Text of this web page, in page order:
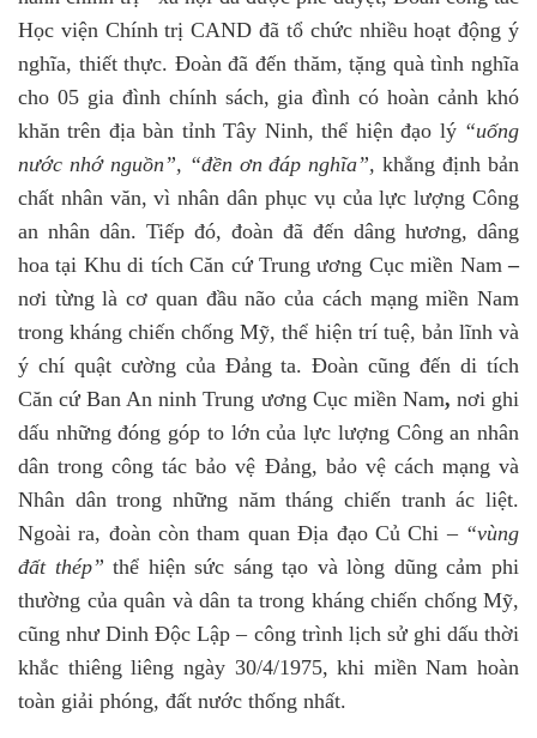
Học viện Chính trị CAND đã tổ chức nhiều hoạt động ý
nghĩa, thiết thực. Đoàn đã đến thăm, tặng quà tình nghĩa
cho 05 gia đình chính sách, gia đình có hoàn cảnh khó
khăn trên địa bàn tỉnh Tây Ninh, thể hiện đạo lý “uống
nước nhớ nguồn”, “đền ơn đáp nghĩa”, khẳng định bản
chất nhân văn, vì nhân dân phục vụ của lực lượng Công
an nhân dân. Tiếp đó, đoàn đã đến dâng hương, dâng
hoa tại Khu di tích Căn cứ Trung ương Cục miền Nam–
nơi từng là cơ quan đầu não của cách mạng miền Nam
trong kháng chiến chống Mỹ, thể hiện trí tuệ, bản lĩnh và
ý chí quật cường của Đảng ta. Đoàn cũng đếndi tích
Căn cứ Ban An ninh Trung ương Cục miền Nam, nơi ghi
dấu những đóng góp to lớn của lực lượng Công an nhân
dân trong công tác bảo vệ Đảng, bảo vệ cách mạng và
Nhân dân trong những năm tháng chiến tranh ác liệt.
Ngoài ra, đoàn còn tham quanĐịa đạo Củ Chi – “vùng
đất thép” thể hiện sức sáng tạo và lòng dũng cảm phi
thường của quân và dân ta trong kháng chiến chống Mỹ,
cũng nhưDinh Độc Lập – công trình lịch sử ghi dấu thời
khắc thiêng liêng ngày 30/4/1975, khi miền Nam hoàn
toàn giải phóng, đất nước thống nhất.